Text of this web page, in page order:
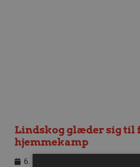
Lindskog glæder sig til
hjemmekamp
6. august 2026